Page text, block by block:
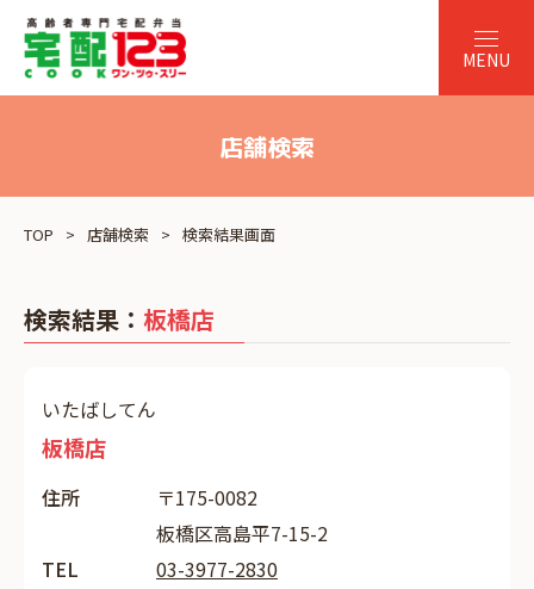
店舗検索
TOP 店舗検索 検索結果画面
検索結果： 板橋店
いたばしてん
板橋店
住所
〒175-0082
板橋区高島平7-15-2
TEL
03-3977-2830